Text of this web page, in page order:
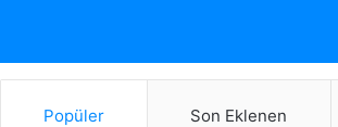
Popüler Son Eklenen